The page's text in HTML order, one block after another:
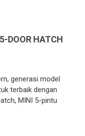
DOOR HATCH
generasi model
terbaik dengan
MINI 5-pintu